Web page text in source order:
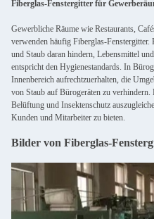
Fiberglas-Fenstergitter für
Gewerbliche Räume wie Restaurants,
verwenden häufig Fiberglas-Fenstergitter.
und Staub daran hindern, Lebensmittel
entspricht den Hygienestandards. In
Innenbereich aufrechtzuerhalten, die
von Staub auf Bürogeräten zu
Belüftung und Insektenschutz
Kunden und Mitarbeiter zu bieten.
Bilder von Fiberglas-